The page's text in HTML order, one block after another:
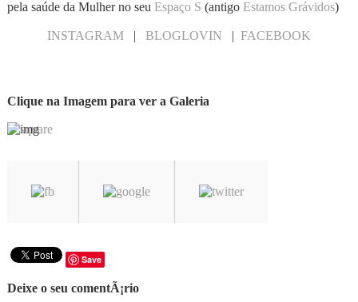
pela saúde da Mulher no seu Espaço S (antigo Estamos Grávidos)
INSTAGRAM| BLOGLOVIN | FACEBOOK
Clique na Imagem para ver a Galeria
Save
Deixe o seu comentÃ¡rio